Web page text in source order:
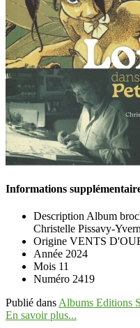
Informations
Description Album
Christelle Pissavy-
Origine VENTS
Année 2024
Mois 11
Numéro 2419
Publié dans Albums Editions
En savoir plus...